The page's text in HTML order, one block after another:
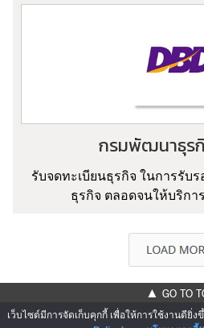
กรมพัฒนาธุร
รับจดทะเบียนธุรกิจ ในการรับ
ธุรกิจ ตลอดจนให้บริกา
▲ GO TO
เว็บไซต์มีการจัดเก็บคุกกี้ เพื่อให้การใช้งานดียิ่ง